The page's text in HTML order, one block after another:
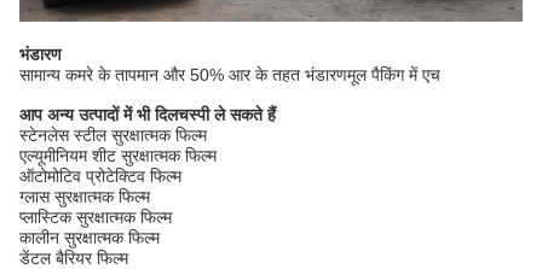
भंडारण
सामान्य कमरे के तापमान और 50% आर के तहत भंडारणमूल पैकिंग में एच
आप अन्य उत्पादों में भी दिलचस्पी ले सकते हैं
स्टेनलेस स्टील सुरक्षात्मक फिल्म
एल्यूमीनियम शीट सुरक्षात्मक फिल्म
ऑटोमोटिव प्रोटेक्टिव फिल्म
ग्लास सुरक्षात्मक फिल्म
प्लास्टिक सुरक्षात्मक फिल्म
कालीन सुरक्षात्मक फिल्म
डेंटल बैरियर फिल्म